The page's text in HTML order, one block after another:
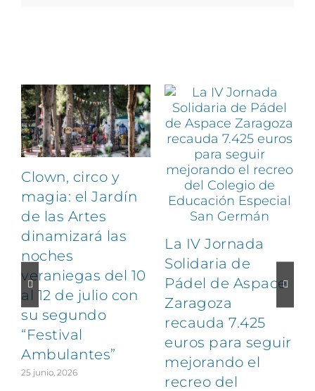
Clown, circo y
magia: el Jardín
de las Artes
dinamizará las
noches
veraniegas del 10
al 12 de julio con
su segundo
“Festival
Ambulantes”
25 junio, 2026
La IV Jornada
Solidaria de
Pádel de Aspace
Zaragoza
recauda 7.425
euros para seguir
mejorando el
recreo del